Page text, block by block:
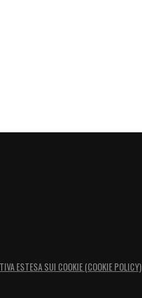
ESTESA SUI COOKIE (COOKIE POLICY)